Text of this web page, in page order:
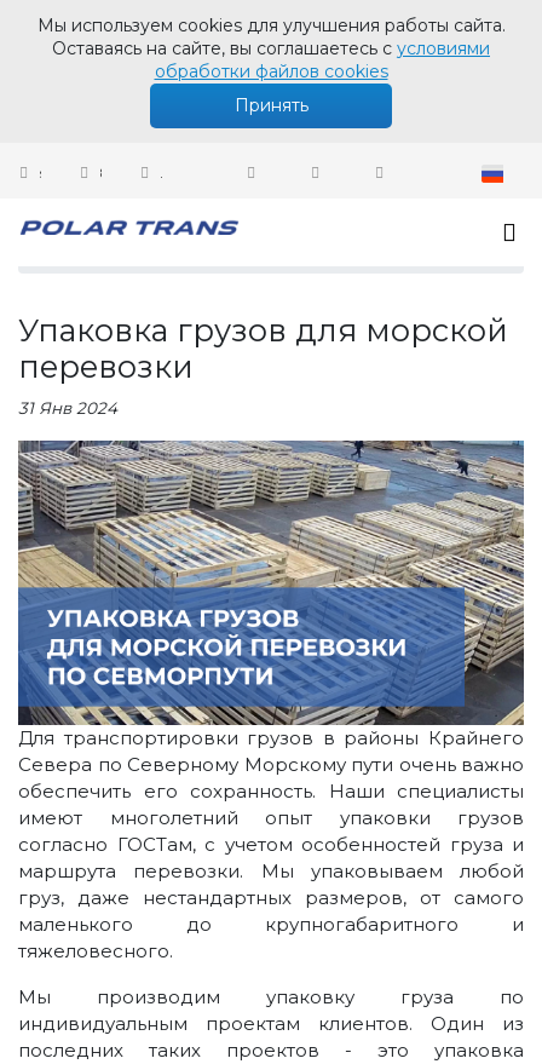
Мы используем cookies для улучшения работы сайта.
Оставаясь на сайте, вы соглашаетесь с условиями
обработки файлов cookies
Принять
sales@polartrans.ru
8 800 100 87 64
Личный кабинет
Новости
Упаковка грузов для морской
перевозки
31 Янв 2024
Для транспортировки грузов в районы Крайнего
Севера по Северному Морскому пути очень важно
обеспечить его сохранность. Наши специалисты
имеют многолетний опыт упаковки грузов
согласно ГОСТам, с учетом особенностей груза и
маршрута перевозки. Мы упаковываем любой
груз, даже нестандартных размеров, от самого
маленького до крупногабаритного и
тяжеловесного.
Мы производим упаковку груза по
индивидуальным проектам клиентов. Один из
последних таких проектов - это упаковка